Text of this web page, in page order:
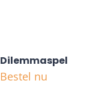
Dilemmaspel
Bestel nu